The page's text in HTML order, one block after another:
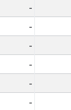
-
-
-
-
-
-